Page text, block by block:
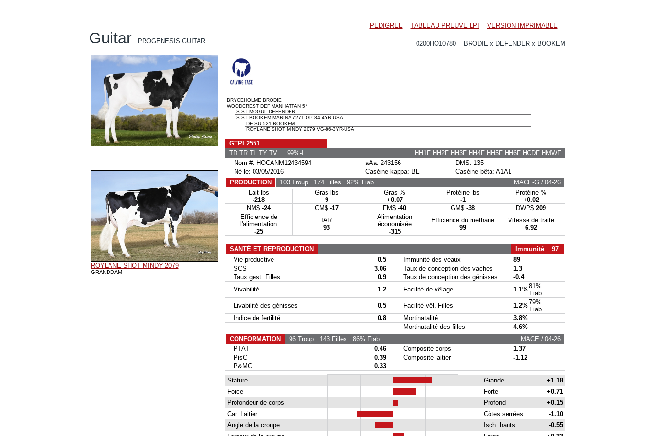
PEDIGREE TABLEAU PREUVE LPI VERSION IMPRIMABLE
Guitar PROGENESIS GUITAR 0200HO10780 BRODIE x DEFENDER x BOOKEM
ROYLANE SHOT MINDY 2079
GRANDDAM
BRYCEHOLME BRODIE
WOODCREST DEF MANHATTAN 5*
S-S-I MOGUL DEFENDER
S-S-I BOOKEM MARINA 7271 GP-84-4YR-USA
DE-SU 521 BOOKEM
ROYLANE SHOT MINDY 2079 VG-86-3YR-USA
GTPI 2551
TD TR TL TY TV 99%-I
HH1F HH2F HH3F HH4F HH5F HH6F HCDF HMWF
Nom #: HOCANM12434594
aAa: 243156
DMS: 135
Né le: 03/05/2016
Caséine kappa: BE
Caséine bêta: A1A1
PRODUCTION
103 Troup174 Filles 92% Fiab
MACE-G / 04-26
Lait lbs
-218
Gras lbs
9
Gras %
+0.07
Protéine lbs
-1
Protéine %
+0.02
NM$ -24 CM$ -17 FM$ -40 GM$ -38 DWP$ 209
Efficience de
l'alimentation
-25
IAR
93
Alimentation
économisée
-315
Efficience du méthane
99
Vitesse de traite
6.92
SANTÉ ET REPRODUCTION
Immunité 97
Vie productive
0.5 Immunité des veaux
89
SCS
3.06 Taux de conception des vaches
1.3
Taux gest. Filles
0.9 Taux de conception des génisses
-0.4
Vivabilité
1.2 Facilité de vêlage 1.1%81%
Fiab
Livabilité des génisses
0.5 Facilité vêl. Filles 1.2%79%
Fiab
Indice de fertilité
0.8 Mortinatalité
3.8%
Mortinatalité des filles
4.6%
CONFORMATION
96 Troup143 Filles 86% Fiab
MACE / 04-26
PTAT
0.46 Composite corps
1.37
PisC
0.39 Composite laitier
-1.12
P&MC
0.33
Stature
Grande
+1.18
Force
Forte
+0.71
Profondeur de corps
Profond
+0.15
Car. Laitier
Côtes serrées
-1.10
Angle de la croupe
Isch. hauts
-0.55